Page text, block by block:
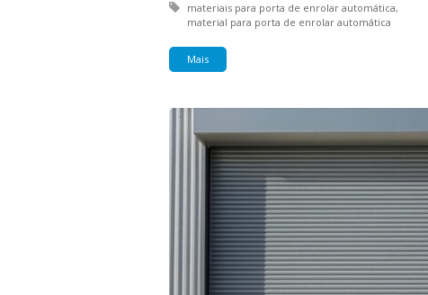
Tagged with:
materiais para porta de enrolar automática
material para porta de enrolar automática
Mais